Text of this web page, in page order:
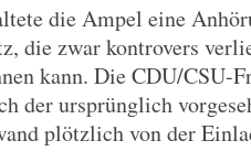
die Ampel eine
die zwar kontrovers
kann. Die CDU/CSU-
der ursprünglich
plötzlich von der